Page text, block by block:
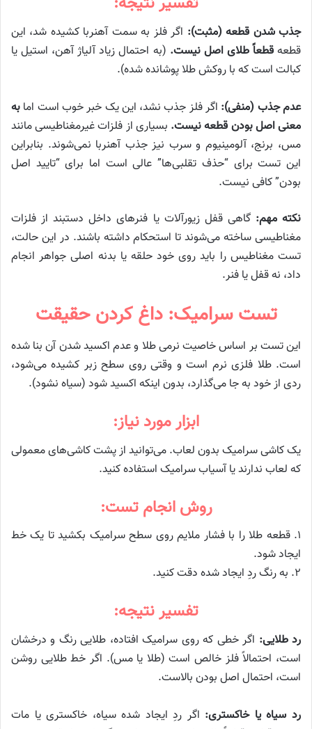
جذب شدن قطعه (مثبت): اگر فلز به سمت آهنربا کشیده شد، این
قطعهقطعاً طلای اصل نیست. (به احتمال زیاد آلیاژ آهن، استیل یا
کبالت است که با روکش طلا پوشانده شده).
عدم جذب (منفی): اگر فلز جذب نشد، این یک خبر خوب است اما به
معنی اصل بودن قطعه نیست. بسیاری از فلزات غیرمغناطیسی مانند
مس، برنج، آلومینیوم و سرب نیز جذب آهنربا نمی‌شوند. بنابراین
این تست برای “حذف تقلبی‌ها” عالی است اما برای “تایید اصل
بودن” کافی نیست.
نکته مهم: گاهی قفل زیورآلات یا فنرهای داخل دستبند از فلزات
مغناطیسی ساخته می‌شوند تا استحکام داشته باشند. در این حالت،
تست مغناطیس را باید روی خود حلقه یا بدنه اصلی جواهر انجام
داد، نه قفل یا فنر.
تست سرامیک: داغ کردن حقیقت
این تست بر اساس خاصیت نرمی طلا و عدم اکسید شدن آن بنا شده
است. طلا فلزی نرم است و وقتی روی سطح زبر کشیده می‌شود،
ردی از خود به جا می‌گذارد، بدون اینکه اکسید شود (سیاه نشود).
ابزار مورد نیاز:
یک کاشی سرامیک بدون لعاب. می‌توانید از پشت کاشی‌های معمولی
که لعاب ندارند یا آسیاب سرامیک استفاده کنید.
روش انجام تست:
۱. قطعه طلا را با فشار ملایم روی سطح سرامیک بکشید تا یک خط
ایجاد شود.
۲. به رنگ ردِ ایجاد شده دقت کنید.
تفسیر نتیجه:
رد طلایی: اگر خطی که روی سرامیک افتاده، طلایی رنگ و درخشان
است، احتمالاً فلز خالص است (طلا یا مس). اگر خط طلایی روشن
است، احتمال اصل بودن بالاست.
رد سیاه یا خاکستری: اگر ردِ ایجاد شده سیاه، خاکستری یا مات